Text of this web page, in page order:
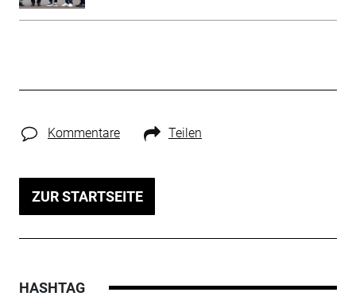
Kommentare Teilen
ZUR STARTSEITE
HASHTAG